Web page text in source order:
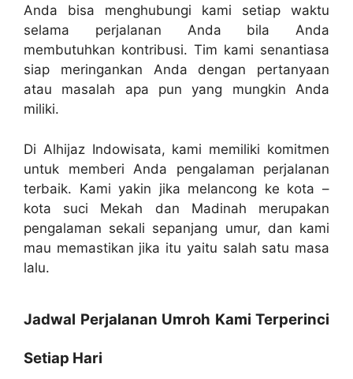
Anda bisa menghubungi kami setiap waktu
selama perjalanan Anda bila Anda
membutuhkan kontribusi. Tim kami senantiasa
siap meringankan Anda dengan pertanyaan
atau masalah apa pun yang mungkin Anda
miliki.
Di Alhijaz Indowisata, kami memiliki komitmen
untuk memberi Anda pengalaman perjalanan
terbaik. Kami yakin jika melancong ke kota –
kota suci Mekah dan Madinah merupakan
pengalaman sekali sepanjang umur, dan kami
mau memastikan jika itu yaitu salah satu masa
lalu.
Jadwal Perjalanan Umroh Kami Terperinci
Setiap Hari